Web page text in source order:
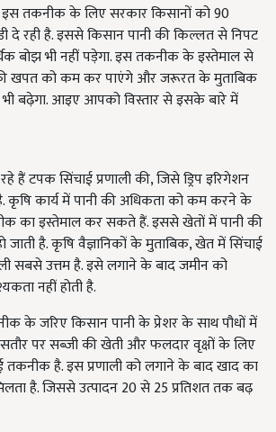
इस तकनीक के लिए सरकार किसानों को 90
दे रही है. इससे किसान पानी की किल्लत से निपट
बोझ भी नहीं पड़ेगा. इस तकनीक के इस्तेमाल से
खपत को कम कर पाएंगे और जरूरत के मुताबिक
भी बढ़ेगा. आइए आपको विस्तार से इसके बारे में
हैं टपक सिंचाई प्रणाली की, जिसे ड्रिप इरिगेशन
कृषि कार्य में पानी की अधिकता को कम करने के
का इस्तेमाल कर सकते हैं. इससे खेतों में पानी की
है. कृषि वैज्ञानिकों के मुताबिक, खेत में सिंचाई
सबसे उत्तम है. इसे लगाने के बाद जमीन को
नहीं होती है.
के जरिए किसान पानी के प्रेशर के साथ पौधों में
पर सब्जी की खेती और फलदार वृक्षों के लिए
है. इस प्रणाली को लगाने के बाद खाद का
है. जिससे उत्पादन 20 से 25 प्रतिशत तक बढ़